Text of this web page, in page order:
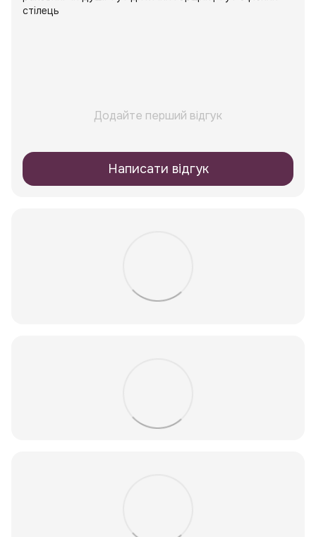
стілець
Додайте перший відгук
Написати відгук